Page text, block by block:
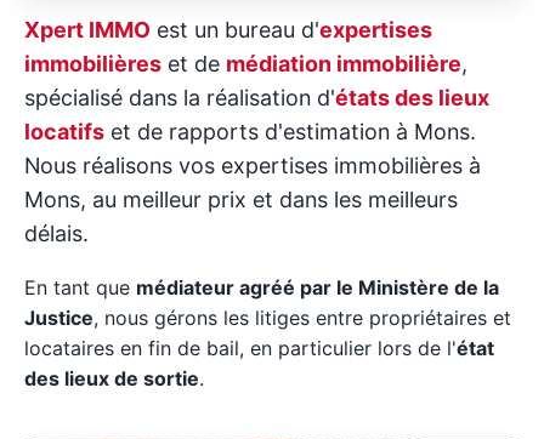
Xpert IMMO est un bureau d'expertises
immobilières et de médiation immobilière,
spécialisé dans la réalisation d'états des lieux
locatifs et de rapports d'estimation à Mons.
Nous réalisons vos expertises immobilières à
Mons, au meilleur prix et dans les meilleurs
délais.
En tant que médiateur agréé par le Ministère de la
Justice, nous gérons les litiges entre propriétaires et
locataires en fin de bail, en particulier lors de l'état
des lieux de sortie.